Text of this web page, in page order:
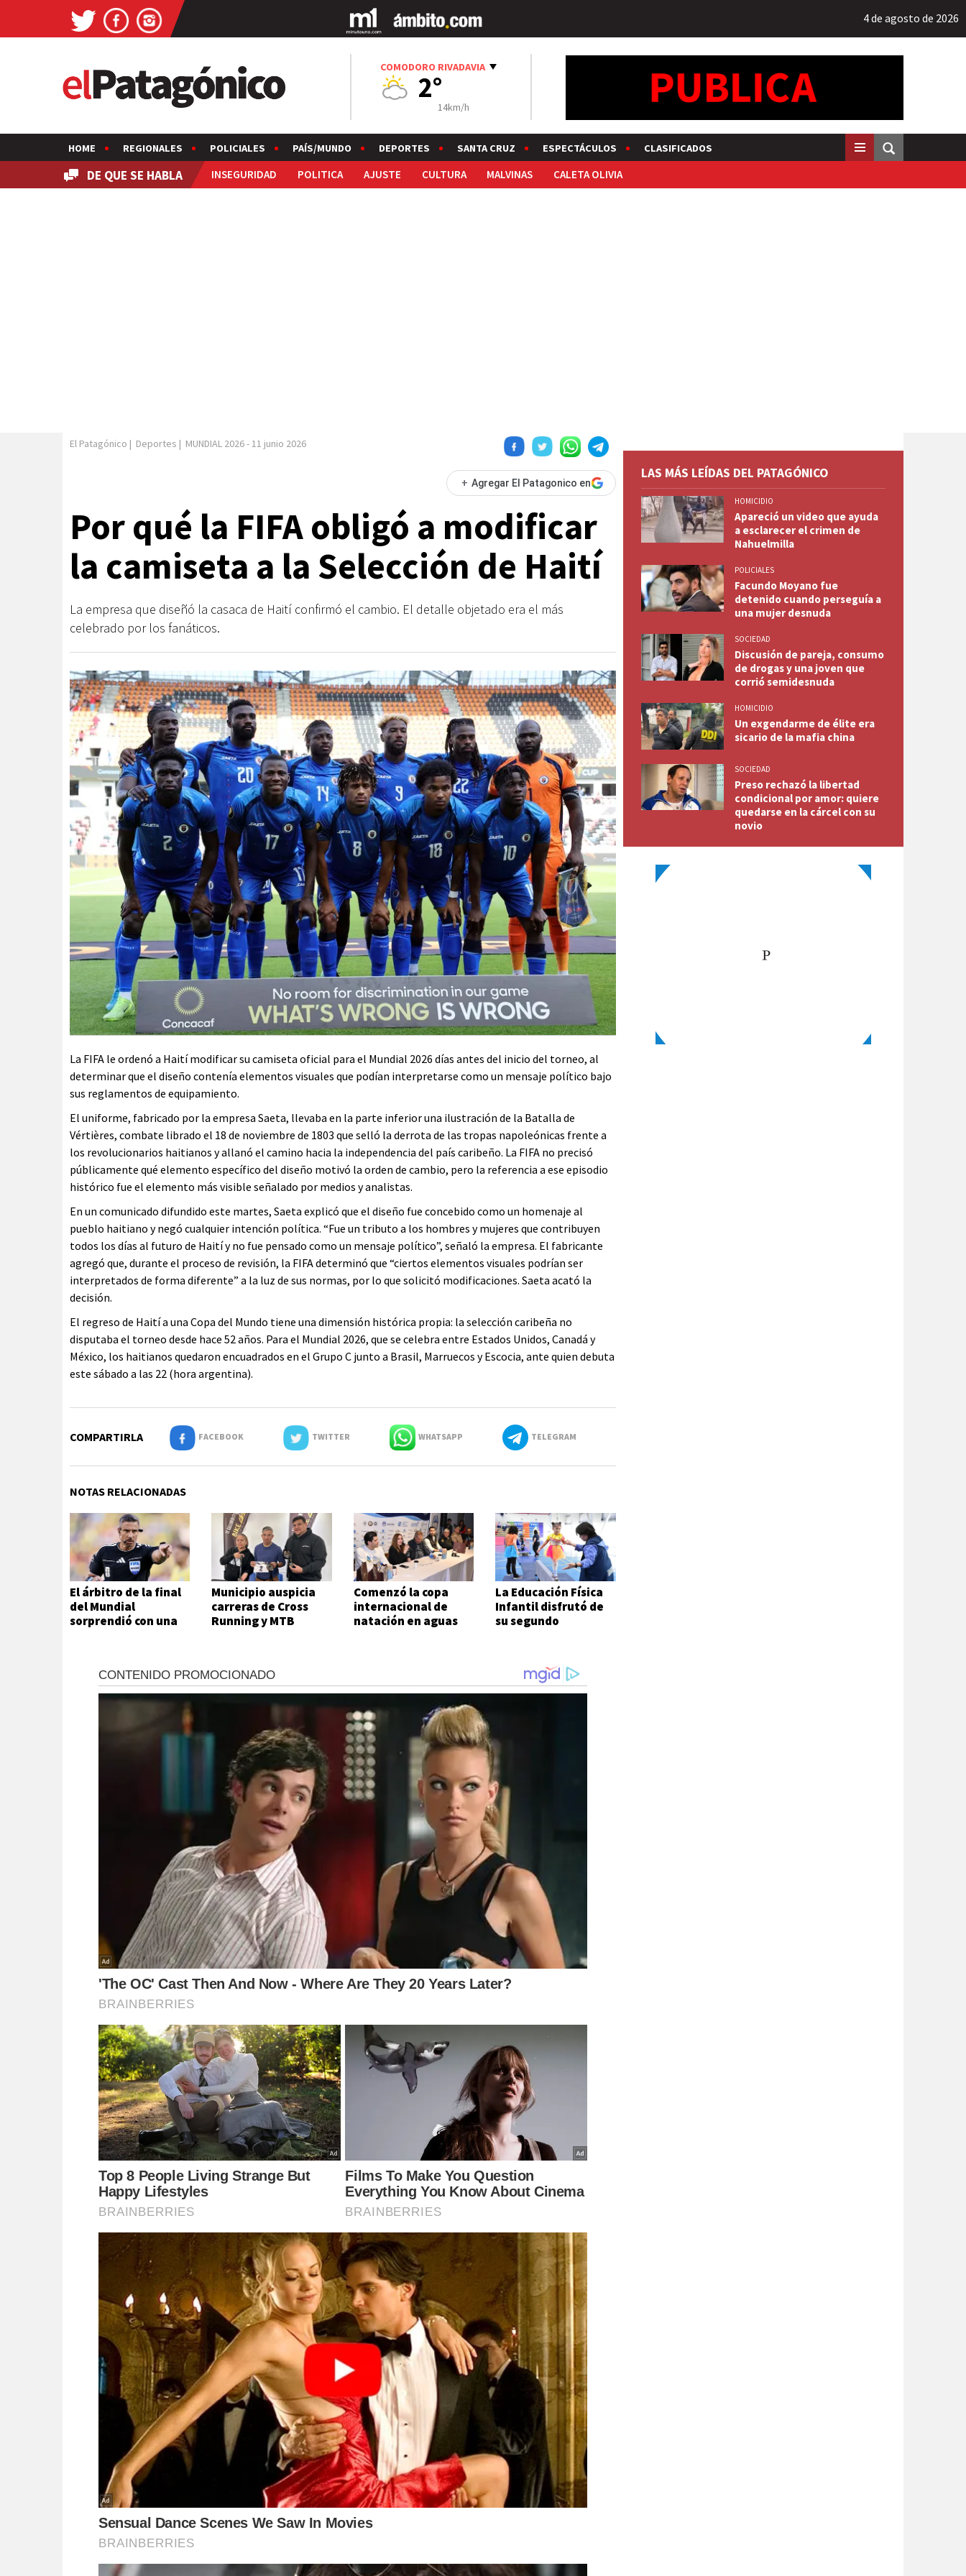
4 de agosto de 2026
COMODORO RIVADAVIA
2°
14km/h
HOME REGIONALES POLICIALES PAÍS/MUNDO DEPORTES SANTA CRUZ ESPECTÁCULOS CLASIFICADOS
DE QUE SE HABLA INSEGURIDAD POLITICA AJUSTE CULTURA MALVINAS CALETA OLIVIA
El Patagónico | Deportes | MUNDIAL 2026- 11 junio 2026
+ Agregar El Patagonico en
Por qué la FIFA obligó a modificar
la camiseta a la Selección de Haití
La empresa que diseñó la casaca de Haití confirmó el cambio. El detalle objetado era el más
celebrado por los fanáticos.
La FIFA le ordenó a Haití modificar su camiseta oficial para el Mundial 2026 días antes del inicio del torneo, al
determinar que el diseño contenía elementos visuales que podían interpretarse como un mensaje político bajo
sus reglamentos de equipamiento.
El uniforme, fabricado por la empresa Saeta, llevaba en la parte inferior una ilustración de la Batalla de
Vértières, combate librado el 18 de noviembre de 1803 que selló la derrota de las tropas napoleónicas frente a
los revolucionarios haitianos y allanó el camino hacia la independencia del país caribeño. La FIFA no precisó
públicamente qué elemento específico del diseño motivó la orden de cambio, pero la referencia a ese episodio
histórico fue el elemento más visible señalado por medios y analistas.
En un comunicado difundido este martes, Saeta explicó que el diseño fue concebido como un homenaje al
pueblo haitiano y negó cualquier intención política. “Fue un tributo a los hombres y mujeres que contribuyen
todos los días al futuro de Haití y no fue pensado como un mensaje político”, señaló la empresa. El fabricante
agregó que, durante el proceso de revisión, la FIFA determinó que “ciertos elementos visuales podrían ser
interpretados de forma diferente” a la luz de sus normas, por lo que solicitó modificaciones. Saeta acató la
decisión.
El regreso de Haití a una Copa del Mundo tiene una dimensión histórica propia: la selección caribeña no
disputaba el torneo desde hace 52 años. Para el Mundial 2026, que se celebra entre Estados Unidos, Canadá y
México, los haitianos quedaron encuadrados en el Grupo C junto a Brasil, Marruecos y Escocia, ante quien debuta
este sábado a las 22 (hora argentina).
COMPARTIRLA FACEBOOK TWITTER WHATSAPP TELEGRAM
NOTAS RELACIONADAS
El árbitro de la final
del Mundial
sorprendió con una
Municipio auspicia
carreras de Cross
Running y MTB
Comenzó la copa
internacional de
natación en aguas
La Educación Física
Infantil disfrutó de
su segundo
LAS MÁS LEÍDAS DEL PATAGÓNICO
HOMICIDIO
Apareció un video que ayuda
a esclarecer el crimen de
Nahuelmilla
POLICIALES
Facundo Moyano fue
detenido cuando perseguía a
una mujer desnuda
SOCIEDAD
Discusión de pareja, consumo
de drogas y una joven que
corrió semidesnuda
HOMICIDIO
Un exgendarme de élite era
sicario de la mafia china
SOCIEDAD
Preso rechazó la libertad
condicional por amor: quiere
quedarse en la cárcel con su
novio